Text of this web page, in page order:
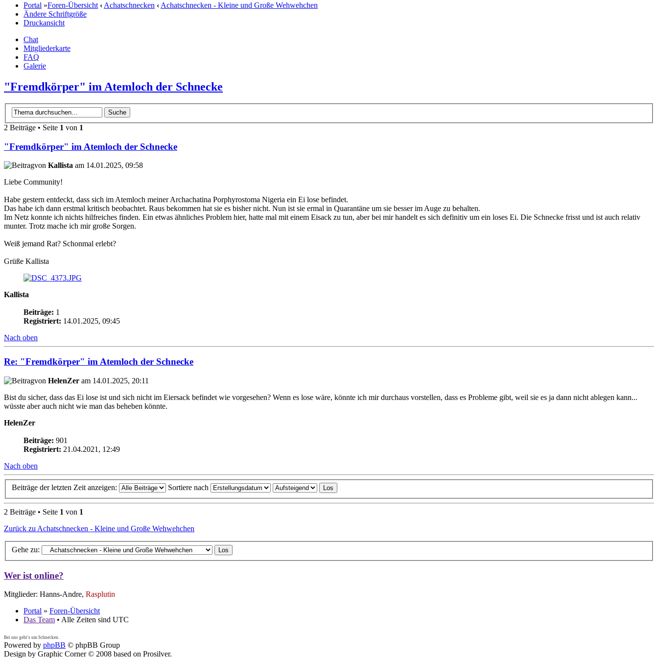
Portal »Foren-Übersicht ‹Achatschnecken ‹Achatschnecken - Kleine und Große Wehwehchen
Ändere Schriftgröße
Druckansicht
Chat
Mitgliederkarte
FAQ
Galerie
"Fremdkörper" im Atemloch der Schnecke
2 Beiträge • Seite 1 von 1
"Fremdkörper" im Atemloch der Schnecke
von Kallista am 14.01.2025, 09:58
Liebe Community!
Habe gestern entdeckt, dass sich im Atemloch meiner Archachatina Porphyrostoma Nigeria ein Ei lose befindet.
Das habe ich dann erstmal kritisch beobachtet. Raus bekommen hat sie es bisher nicht. Nun ist sie ermal in Quarantäne um sie besser im Auge zu behalten.
Im Netz konnte ich nichts hilfreiches finden. Ein etwas ähnliches Problem hier, hatte mal mit einem Eisack zu tun, aber bei mir handelt es sich definitiv um ein loses Ei. Die Schnecke frisst und ist auch relativ
munter. Trotz mache ich mir große Sorgen.
Weiß jemand Rat? Schonmal erlebt?
Grüße Kallista
Kallista
Beiträge: 1
Registriert: 14.01.2025, 09:45
Nach oben
Re: "Fremdkörper" im Atemloch der Schnecke
von HelenZer am 14.01.2025, 20:11
Bist du sicher, dass das Ei lose ist und sich nicht im Eiersack befindet wie vorgesehen? Wenn es lose wäre, könnte ich mir durchaus vorstellen, dass es Probleme gibt, weil sie es ja dann nicht ablegen kann...
wüsste aber auch nicht wie man das beheben könnte.
HelenZer
Beiträge: 901
Registriert: 21.04.2021, 12:49
Nach oben
Beiträge der letzten Zeit anzeigen: Sortiere nach
2 Beiträge • Seite 1 von 1
Zurück zu Achatschnecken - Kleine und Große Wehwehchen
Gehe zu:
Wer ist online?
Mitglieder: Hanns-Andre, Rasplutin
Portal » Foren-Übersicht
Das Team • Alle Zeiten sind UTC
Bei uns geht's um Schnecken.
Powered by phpBB © phpBB Group
Design by Graphic Corner © 2008 based on Prosilver.